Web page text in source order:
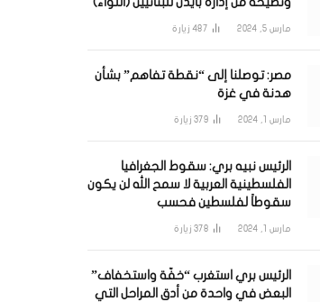
مارس 5, 2024 487 زيارة
مصر: توصلنا إلى “نقطة تفاهم” بشأن
هدنة في غزة
مارس 1, 2024 379 زيارة
الرئيس نبيه بري: سقوط الجغرافيا
الفلسطينية العربية لا سمح الله لن يكون
سقوطاً لفلسطين فحسب
مارس 1, 2024 378 زيارة
الرئيس بري استغرب “خفّة واستخفاف”
البعض في واحدة من أدق المراحل التي